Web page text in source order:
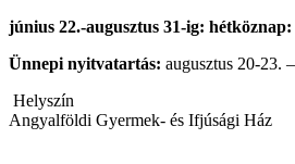
június 22.-augusztus 31-ig: hétköznap:
Ünnepi nyitvatartás: augusztus 20-23.
Helyszín
Angyalföldi Gyermek- és Ifjúsági Ház